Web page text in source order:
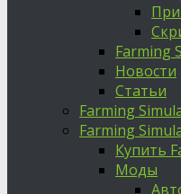
Farming
Новости
Статьи
Farming
Farming
Купить
Моды